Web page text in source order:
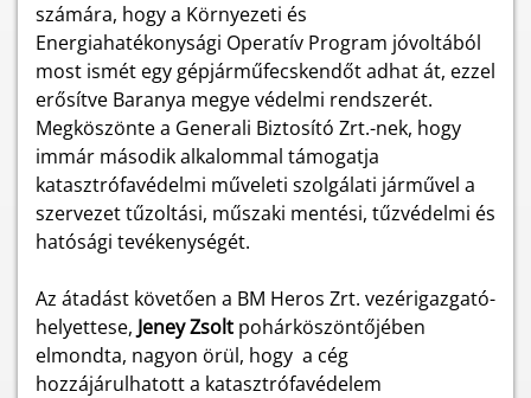
számára, hogy a Környezeti és
Energiahatékonysági Operatív Program jóvoltából
most ismét egy gépjárműfecskendőt adhat át, ezzel
erősítve Baranya megye védelmi rendszerét.
Megköszönte a Generali Biztosító Zrt.-nek, hogy
immár második alkalommal támogatja
katasztrófavédelmi műveleti szolgálati járművel a
szervezet tűzoltási, műszaki mentési, tűzvédelmi és
hatósági tevékenységét.
Az átadást követően a BM Heros Zrt. vezérigazgató-
helyettese, Jeney Zsolt pohárköszöntőjében
elmondta, nagyon örül, hogy a cég
hozzájárulhatott a katasztrófavédelem